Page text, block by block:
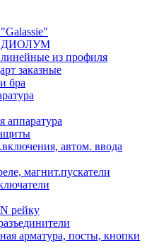
ДИОЛУМ
из профиля
заказные
бра
аппаратура
автом. ввода
магнит.пускатели
рейку
арматура, посты, кнопки